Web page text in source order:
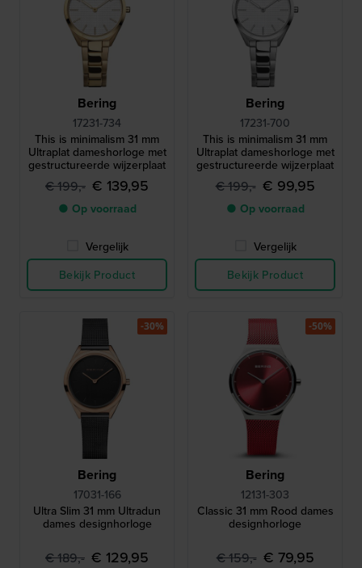
Bering
17231-734
This is minimalism 31 mm
Ultraplat dameshorloge met
gestructureerde wijzerplaat
€ 199,- € 139,95
● Op voorraad
Vergelijk
Bekijk Product
Bering
17231-700
This is minimalism 31 mm
Ultraplat dameshorloge met
gestructureerde wijzerplaat
€ 199,- € 99,95
● Op voorraad
Vergelijk
Bekijk Product
Bering
17031-166
Ultra Slim 31 mm Ultradun
dames designhorloge
€ 189,- € 129,95
-30%
Bering
12131-303
Classic 31 mm Rood dames
designhorloge
€ 159,- € 79,95
-50%